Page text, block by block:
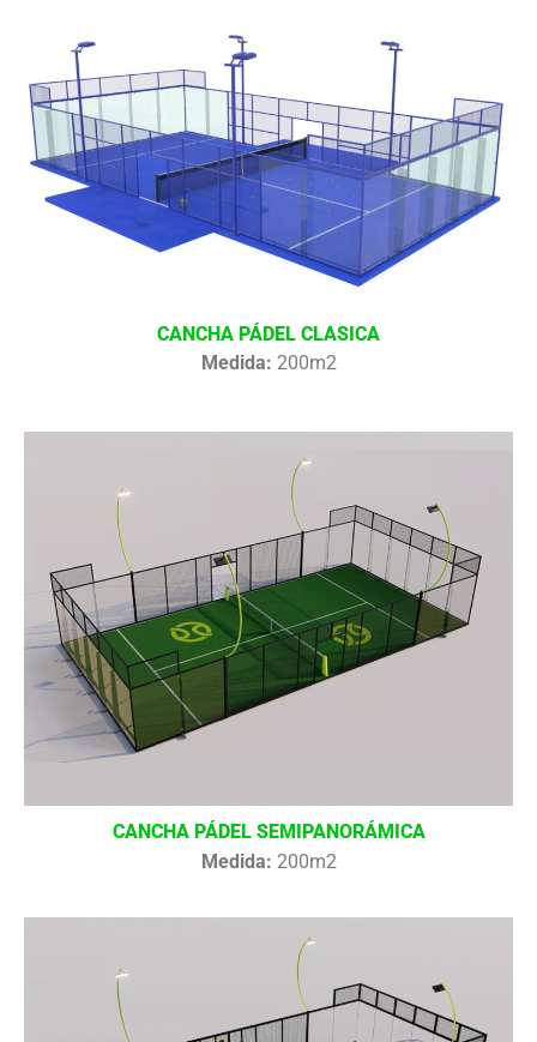
CANCHA PÁDEL CLASICA
Medida: 200m2
CANCHA PÁDEL SEMIPANORÁMICA
Medida: 200m2